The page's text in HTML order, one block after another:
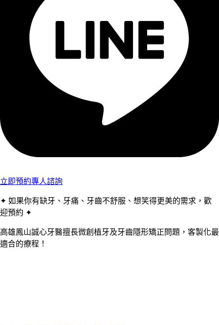
立即預約專人諮詢
✦ 如果你有缺牙、牙痛、牙齒不舒服、想笑得更美的需求，歡
迎預約 ✦
高雄鳳山誠心牙醫擅長微創植牙及牙齒隱形矯正問題，客製化最
適合的療程！